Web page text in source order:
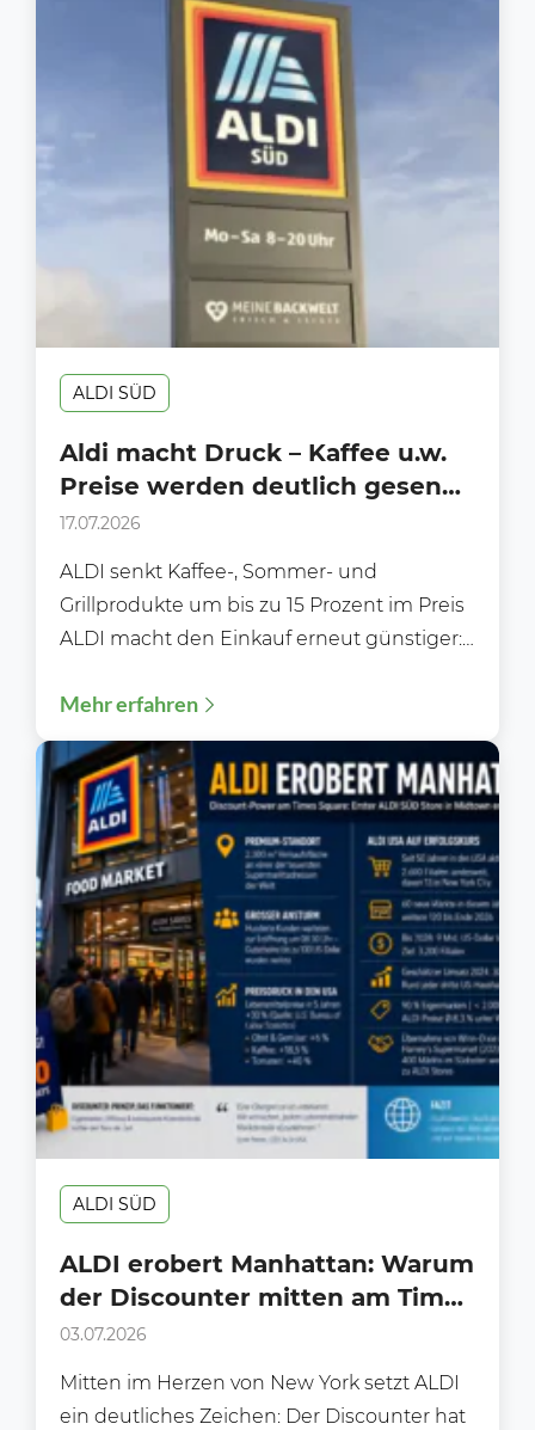
ALDI SÜD
Aldi macht Druck – Kaffee u.w.
Preise werden deutlich gesenkt
(hier alle Artikel)
17.07.2026
ALDI senkt Kaffee-, Sommer- und
Grillprodukte um bis zu 15 Prozent im Preis
ALDI macht den Einkauf erneut günstiger:
Mehr erfahren
ALDI SÜD
ALDI erobert Manhattan: Warum
der Discounter mitten am Times
Square ein starkes Signal für
03.07.2026
Mitten im Herzen von New York setzt ALDI
ein deutliches Zeichen: Der Discounter hat